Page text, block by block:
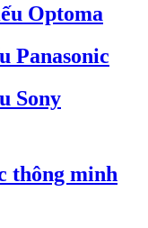
Optoma
Panasonic
Sony
thông minh